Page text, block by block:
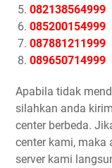
082138564999
085200154999
087881211999
089650714999
Apabila tidak
silahkan anda
center berbeda.
center kami, maka
server kami